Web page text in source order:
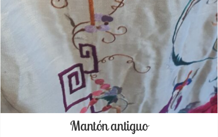
Mantón antiguo